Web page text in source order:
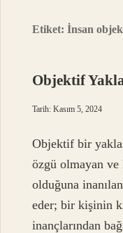
Etiket:İnsan
Objektif
Tarih: Kasım 5, 2024
Objektif bir
özgü olmayan ve
olduğuna
eder; bir kişinin
inançlarından